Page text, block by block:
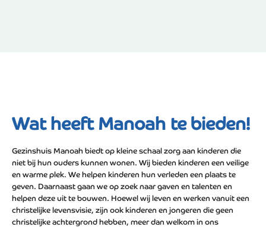
Wat heeft Manoah te bieden!
Gezinshuis Manoah biedt op kleine schaal zorg aan kinderen die
niet bij hun ouders kunnen wonen. Wij bieden kinderen een veilige
en warme plek. We helpen kinderen hun verleden een plaats te
geven. Daarnaast gaan we op zoek naar gaven en talenten en
helpen deze uit te bouwen. Hoewel wij leven en werken vanuit een
christelijke levensvisie, zijn ook kinderen en jongeren die geen
christelijke achtergrond hebben, meer dan welkom in ons